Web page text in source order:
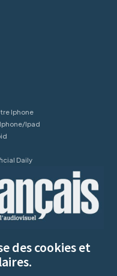
Iphone
Ipad
Daily
des cookies et